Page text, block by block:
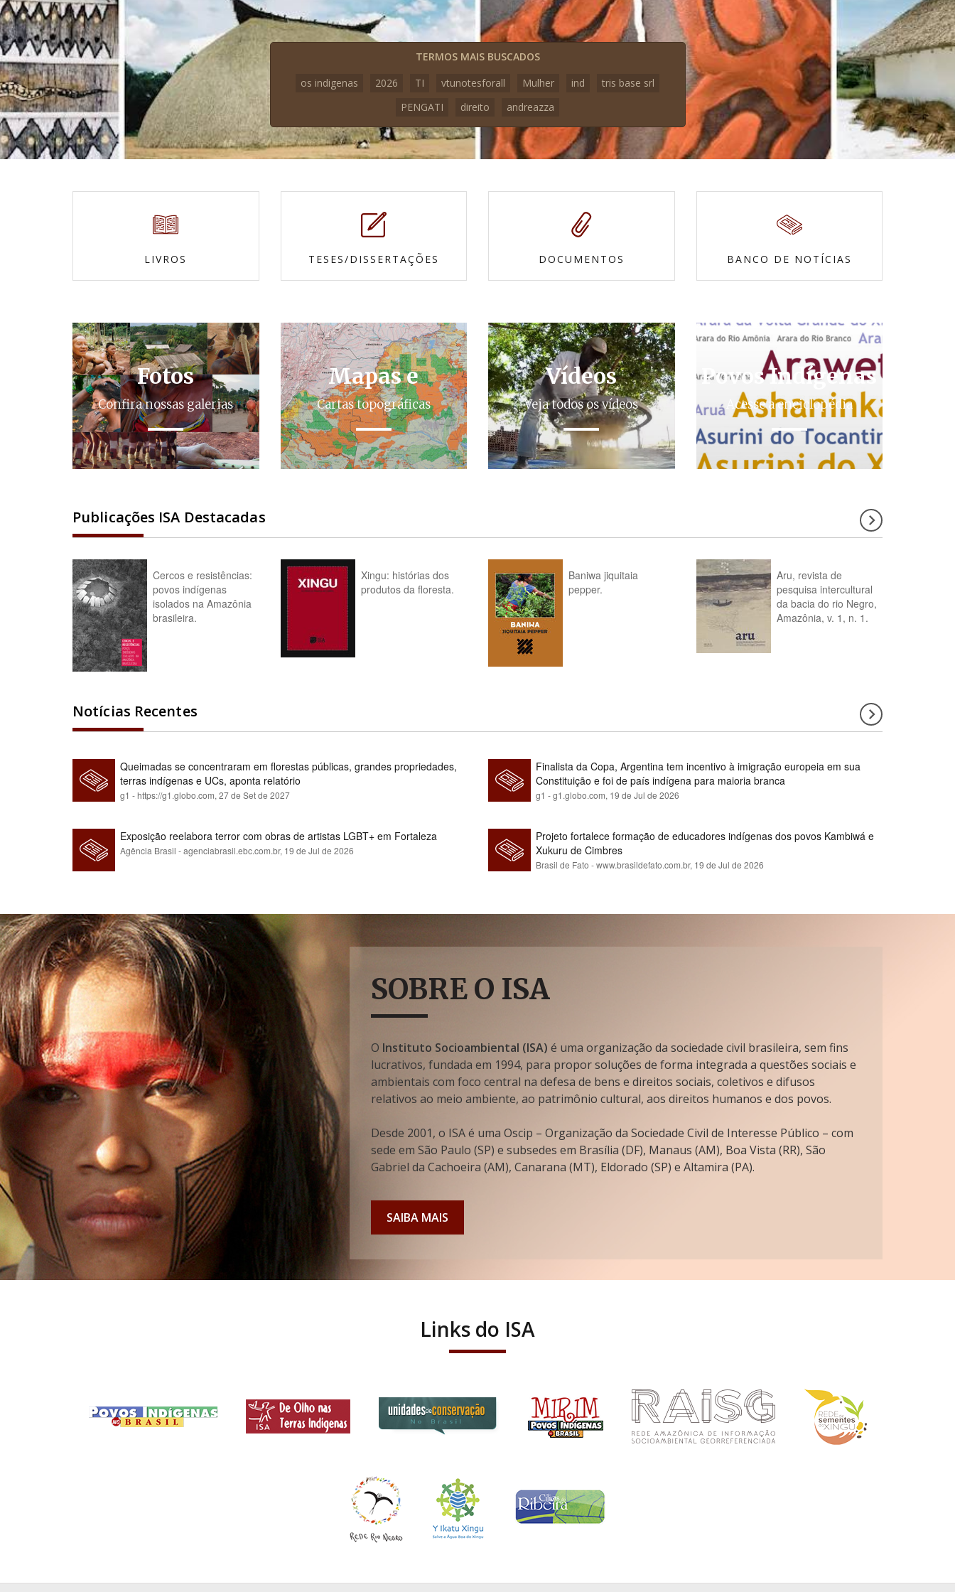
TERMOS MAIS BUSCADOS
os indigenas
2026 TI vtunotesforall Mulher ind
tris base srl
PENGATI
direito andreazza
LIVROS TESES/DISSERTAÇÕES DOCUMENTOS BANCO DE NOTÍCIAS
Fotos
Confira nossas galerias
Mapas e
Cartas topográficas
Vídeos
Veja todos os vídeos
Povos Indígenas
Acesse a enciclopédia
Publicações ISA Destacadas
Cercos e resistências:
povos indígenas
isolados na Amazônia
brasileira.
Xingu: histórias dos
produtos da floresta.
Baniwa jiquitaia
pepper.
Aru, revista de
pesquisa intercultural
da bacia do rio Negro,
Amazônia, v. 1, n. 1.
Notícias Recentes
Queimadas se concentraram em florestas públicas, grandes propriedades,
terras indígenas e UCs, aponta relatório
g1 - https://g1.globo.com, 27 de Set de 2027
Finalista da Copa, Argentina tem incentivo à imigração europeia em sua
Constituição e foi de país indígena para maioria branca
g1 - g1.globo.com, 19 de Jul de 2026
Exposição reelabora terror com obras de artistas LGBT+ em Fortaleza
Agência Brasil - agenciabrasil.ebc.com.br, 19 de Jul de 2026
Projeto fortalece formação de educadores indígenas dos povos Kambiwá e
Xukuru de Cimbres
Brasil de Fato - www.brasildefato.com.br, 19 de Jul de 2026
SOBRE O ISA
O Instituto Socioambiental (ISA) é uma organização da sociedade civil brasileira, sem fins
lucrativos, fundada em 1994, para propor soluções de forma integrada a questões sociais e
ambientais com foco central na defesa de bens e direitos sociais, coletivos e difusos
relativos ao meio ambiente, ao patrimônio cultural, aos direitos humanos e dos povos.
Desde 2001, o ISA é uma Oscip – Organização da Sociedade Civil de Interesse Público – com
sede em São Paulo (SP) e subsedes em Brasília (DF), Manaus (AM), Boa Vista (RR), São
Gabriel da Cachoeira (AM), Canarana (MT), Eldorado (SP) e Altamira (PA).
SAIBA MAIS
Links do ISA